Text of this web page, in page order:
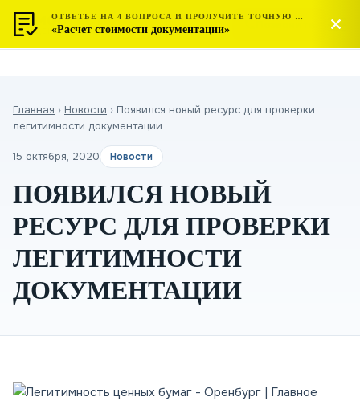
МОСТЕСТ
ЦЕНТР СЕРТИФИКАЦИИ
Главная › Новости › Появился новый ресурс для проверки
легитимности документации
15 октября, 2020 Новости
ПОЯВИЛСЯ НОВЫЙ
РЕСУРС ДЛЯ ПРОВЕРКИ
ЛЕГИТИМНОСТИ
ДОКУМЕНТАЦИИ
ОТВЕТЬЕ НА 4 ВОПРОСА И ПРОЛУЧИТЕ ТОЧНУЮ СТОИМОСТЬ
«Расчет стоимости документации»